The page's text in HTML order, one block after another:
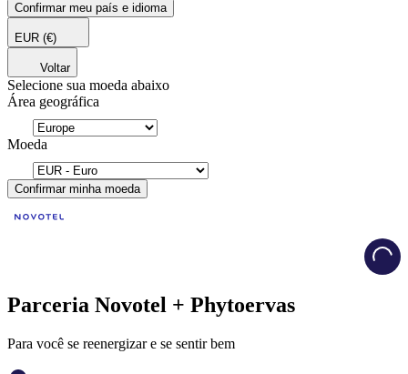
Confirmar meu país e idioma
EUR (€)
Voltar
Selecione sua moeda abaixo
Área geográfica
Moeda
Confirmar minha moeda
Parceria Novotel + Phytoervas
Para você se reenergizar e se sentir bem